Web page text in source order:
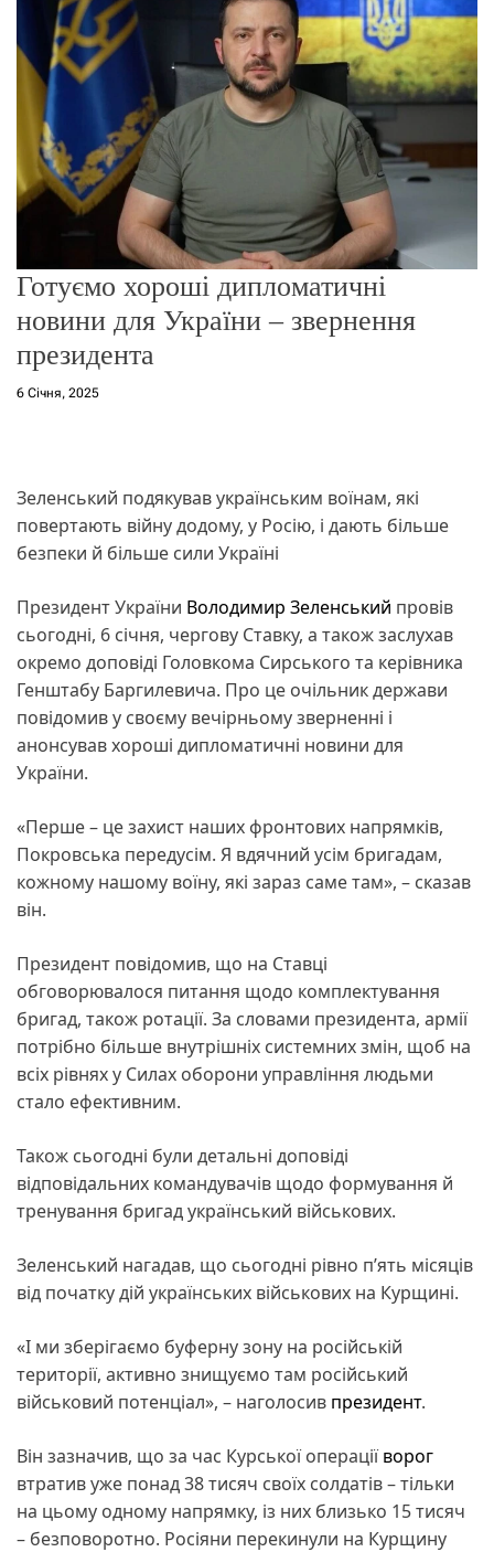
о
р
е
ж
и
м
Готуємо хороші дипломатичні
новини для України – звернення
президента
6 Січня, 2025
Зеленський подякував українським воїнам, які
повертають війну додому, у Росію, і дають більше
безпеки й більше сили Україні
Президент України Володимир Зеленський провів
сьогодні, 6 січня, чергову Ставку, а також заслухав
окремо доповіді Головкома Сирського та керівника
Генштабу Баргилевича. Про це очільник держави
повідомив у своєму вечірньому зверненні і
анонсував хороші дипломатичні новини для
України.
«Перше – це захист наших фронтових напрямків,
Покровська передусім. Я вдячний усім бригадам,
кожному нашому воїну, які зараз саме там», – сказав
він.
Президент повідомив, що на Ставці
обговорювалося питання щодо комплектування
бригад, також ротації. За словами президента, армії
потрібно більше внутрішніх системних змін, щоб на
всіх рівнях у Силах оборони управління людьми
стало ефективним.
Також сьогодні були детальні доповіді
відповідальних командувачів щодо формування й
тренування бригад український військових.
Зеленський нагадав, що сьогодні рівно п’ять місяців
від початку дій українських військових на Курщині.
«І ми зберігаємо буферну зону на російській
території, активно знищуємо там російський
військовий потенціал», – наголосив президент.
Він зазначив, що за час Курської операціїворог
втратив уже понад 38 тисяч своїх солдатів – тільки
на цьому одному напрямку, із них близько 15 тисяч
– безповоротно. Росіяни перекинули на Курщину